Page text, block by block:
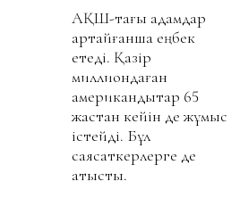
АҚШ-тағы адамдар
қартайғанша еңбек
етеді. Қазір
миллиондаған
американдықтар 65
жастан кейін де жұмыс
істейді. Бұл
саясаткерлерге де
қатысты.